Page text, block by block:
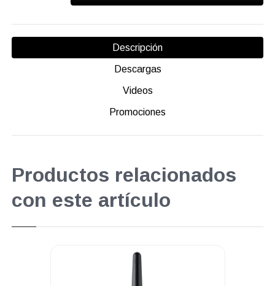
Descripción
Descargas
Videos
Promociones
Productos relacionados
con este artículo